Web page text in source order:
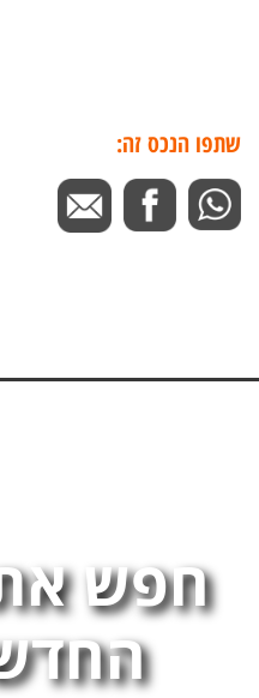
שתפו הנכס זה:
חפש